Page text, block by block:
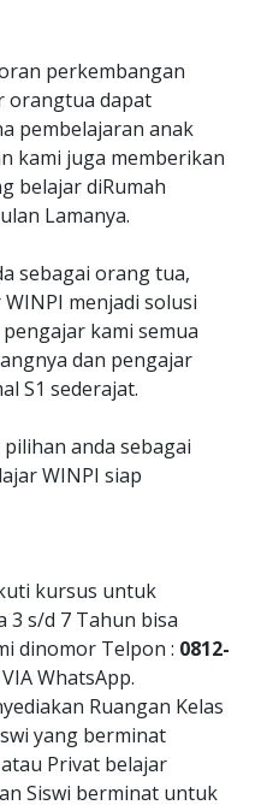
perkembangan
orangtua dapat
pembelajaran anak
kami juga memberikan
belajar diRumah
Lamanya.
sebagai orang tua,
menjadi solusi
kami semua
dan pengajar
S1 sederajat.
anda sebagai
WINPI siap
kursus untuk
3 s/d 7 Tahun bisa
dinomor Telpon : 0812-
WhatsApp.
Ruangan Kelas
yang berminat
Privat belajar
Siswi berminat untuk